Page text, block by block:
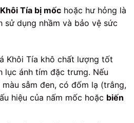
Tía bị mốc hoặc hư hỏng là
sử dụng nhầm và bảo vệ sức
Khôi Tía khô chất lượng tốt
lục ánh tím đặc trưng. Nếu
sẫm đen, có đốm lạ (trắng,
hiệu của nấm mốc hoặc biến